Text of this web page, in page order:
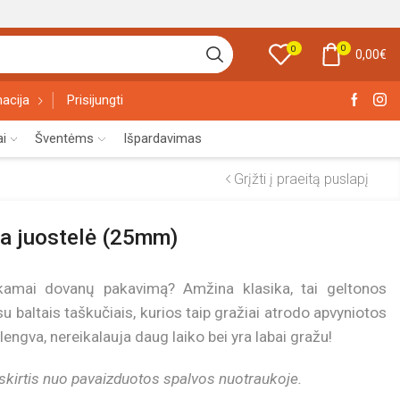
0 0 0,00€
Prisijungti
Šventėms Išpardavimas
Grįžti į praeitą puslapį
juostelė (25mm)
dovanų pakavimą? Amžina klasika, tai geltonos
baltais taškučiais, kurios taip gražiai atrodo apvyniotos
nereikalauja daug laiko bei yra labai gražu!
nuo pavaizduotos spalvos nuotraukoje.